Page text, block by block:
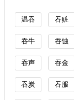
温吞 吞赃
吞牛 吞蚀
吞声 吞金
吞炭 吞服